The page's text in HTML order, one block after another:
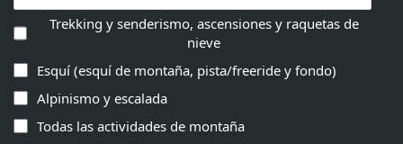
Trekking y senderismo, ascensiones y raquetas de
nieve
Esquí (esquí de montaña, pista/freeride y fondo)
Alpinismo y escalada
Todas las actividades de montaña